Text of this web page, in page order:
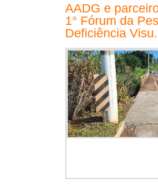
AADG e
1° Fórum da
Deficiência